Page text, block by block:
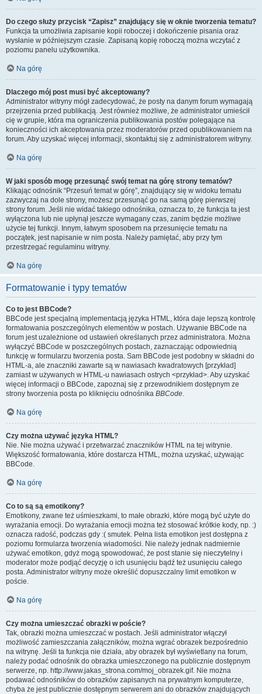
Do czego służy przycisk “Zapisz” znajdujący się w oknie tworzenia tematu?
Funkcja ta umożliwia zapisanie kopii roboczej i dokończenie pisania oraz
wysłanie w późniejszym czasie. Zapisaną kopię roboczą można wczytać z
poziomu panelu użytkownika.
Na górę
Dlaczego mój post musi być akceptowany?
Administrator witryny mógł zadecydować, że posty na danym forum wymagają
przejrzenia przed publikacją. Jest również możliwe, że administrator umieścił
cię w grupie, która ma ograniczenia publikowania postów polegające na
konieczności ich akceptowania przez moderatorów przed opublikowaniem na
forum. Aby uzyskać więcej informacji, skontaktuj się z administratorem witryny.
Na górę
W jaki sposób mogę przesunąć swój temat na górę strony tematów?
Klikając odnośnik “Przesuń temat w górę”, znajdujący się w widoku tematu
zazwyczaj na dole strony, możesz przesunąć go na samą górę pierwszej
strony forum. Jeśli nie widać takiego odnośnika, oznacza to, że funkcja ta jest
wyłączona lub nie upłynął jeszcze wymagany czas, zanim będzie możliwe
użycie tej funkcji. Innym, łatwym sposobem na przesunięcie tematu na
początek, jest napisanie w nim posta. Należy pamiętać, aby przy tym
przestrzegać regulaminu witryny.
Na górę
Formatowanie i typy tematów
Co to jest BBCode?
BBCode jest specjalną implementacją języka HTML, która daje lepszą kontrolę
formatowania poszczególnych elementów w postach. Używanie BBCode na
forum jest uzależnione od ustawień określanych przez administratora. Można
wyłączyć BBCode w poszczególnych postach, zaznaczając odpowiednią
funkcję w formularzu tworzenia posta. Sam BBCode jest podobny w składni do
HTML-a, ale znaczniki zawarte są w nawiasach kwadratowych [przykład]
zamiast w używanych w HTML-u nawiasach ostrych <przykład>. Aby uzyskać
więcej informacji o BBCode, zapoznaj się z przewodnikiem dostępnym ze
strony tworzenia posta po kliknięciu odnośnika BBCode.
Na górę
Czy można używać języka HTML?
Nie. Nie można używać i przetwarzać znaczników HTML na tej witrynie.
Większość formatowania, które dostarcza HTML, można uzyskać, używając
BBCode.
Na górę
Co to są są emotikony?
Emotikony, zwane też uśmieszkami, to małe obrazki, które mogą być użyte do
wyrażania emocji. Do wyrażania emocji można też stosować krótkie kody, np. :)
oznacza radość, podczas gdy :( smutek. Pełna lista emotikon jest dostępna z
poziomu formularza tworzenia wiadomości. Nie należy jednak nadmiernie
używać emotikon, gdyż mogą spowodować, że post stanie się nieczytelny i
moderator może podjąć decyzję o ich usunięciu bądź też usunięciu całego
posta. Administrator witryny może określić dopuszczalny limit emotikon w
poście.
Na górę
Czy można umieszczać obrazki w poście?
Tak, obrazki można umieszczać w postach. Jeśli administrator włączył
możliwość zamieszczania załączników, można wgrać obrazek bezpośrednio
na witrynę. Jeśli ta funkcja nie działa, aby obrazek był wyświetlany na forum,
należy podać odnośnik do obrazka umieszczonego na publicznie dostępnym
serwerze, np. http://www.jakas_strona.com/moj_obrazek.gif. Nie można
podawać odnośników do obrazków zapisanych na prywatnym komputerze,
chyba że jest publicznie dostępnym serwerem ani do obrazków znajdujących